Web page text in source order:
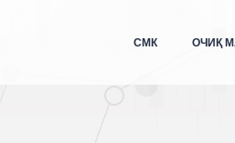
СМК ОЧИҚ